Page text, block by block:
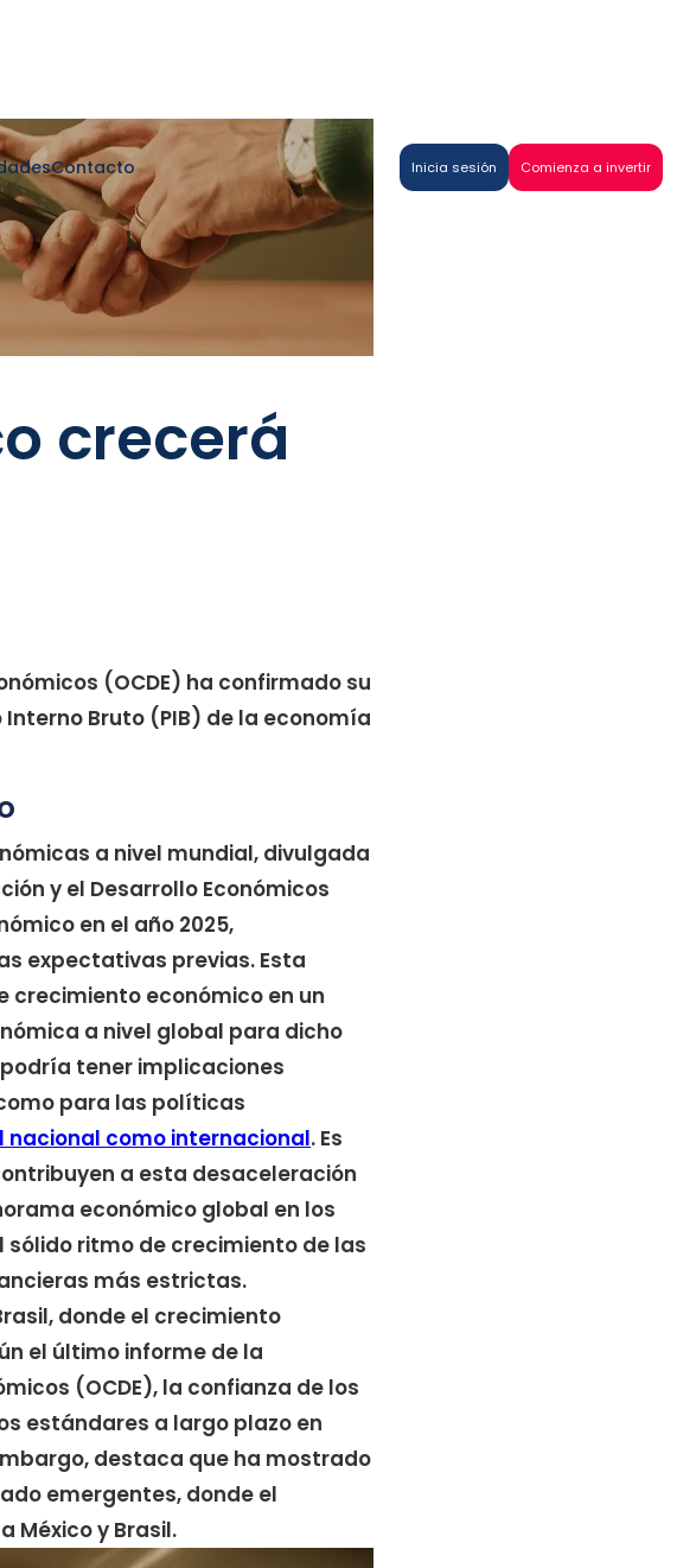
Contacto Inicia sesión Comienza a invertir
crecerá
(OCDE) ha confirmado su
Bruto (PIB) de la economía
a nivel mundial, divulgada
y el Desarrollo Económicos
en el año 2025,
expectativas previas. Esta
crecimiento económico en un
a nivel global para dicho
tener implicaciones
para las políticas
nacional como internacional. Es
a esta desaceleración
económico global en los
sólido ritmo de crecimiento de las
más estrictas.
donde el crecimiento
el último informe de la
(OCDE), la confianza de los
estándares a largo plazo en
destaca que ha mostrado
emergentes, donde el
México y Brasil.